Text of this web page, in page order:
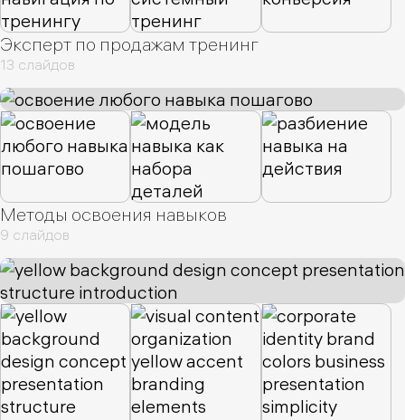
Эксперт по продажам тренинг
13 слайдов
Методы освоения навыков
9 слайдов